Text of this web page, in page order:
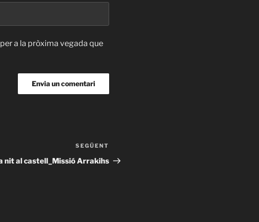
a la pròxima vegada que
següent
SEGÜENT
nit al castell_Missió Arrakihs